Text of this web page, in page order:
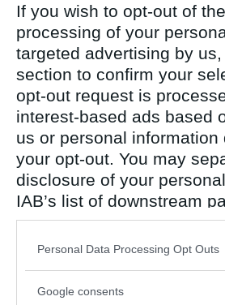
If you wish to opt-out of
processing of your
targeted advertising by
section to confirm your
opt-out request is
interest-based ads based
us or personal
your opt-out. You may
disclosure of your
IAB’s list of downstream
also be disclosed by us
Downstream Participants
Please note that this
Personal Data Processing Opt Outs
Google consents
Antal inlägg:
3734
PUM tycker om leguaner
Antal inlägg:
20250